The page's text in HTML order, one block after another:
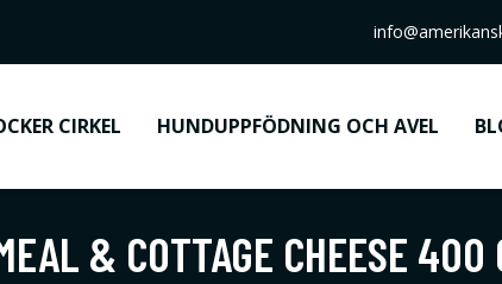
CIRKEL HUNDUPPFÖDNING OCH AVEL
& COTTAGE CHEESE 400